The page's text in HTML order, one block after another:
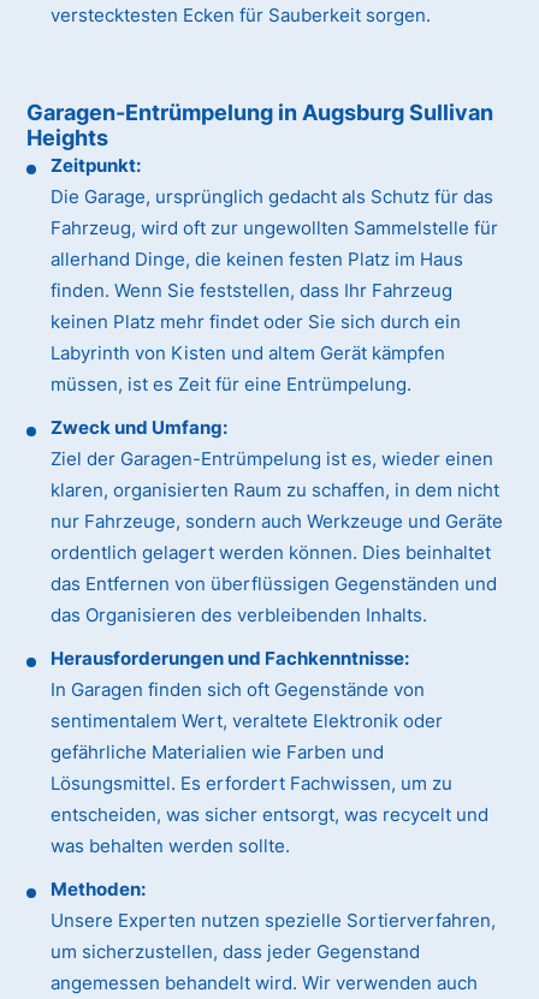
verstecktesten Ecken für Sauberkeit sorgen.
Garagen-Entrümpelung in Augsburg Sullivan
Heights
Zeitpunkt:
Die Garage, ursprünglich gedacht als Schutz für das
Fahrzeug, wird oft zur ungewollten Sammelstelle für
allerhand Dinge, die keinen festen Platz im Haus
finden. Wenn Sie feststellen, dass Ihr Fahrzeug
keinen Platz mehr findet oder Sie sich durch ein
Labyrinth von Kisten und altem Gerät kämpfen
müssen, ist es Zeit für eine Entrümpelung.
Zweck und Umfang:
Ziel der Garagen-Entrümpelung ist es, wieder einen
klaren, organisierten Raum zu schaffen, in dem nicht
nur Fahrzeuge, sondern auch Werkzeuge und Geräte
ordentlich gelagert werden können. Dies beinhaltet
das Entfernen von überflüssigen Gegenständen und
das Organisieren des verbleibenden Inhalts.
Herausforderungen und Fachkenntnisse:
In Garagen finden sich oft Gegenstände von
sentimentalem Wert, veraltete Elektronik oder
gefährliche Materialien wie Farben und
Lösungsmittel. Es erfordert Fachwissen, um zu
entscheiden, was sicher entsorgt, was recycelt und
was behalten werden sollte.
Methoden:
Unsere Experten nutzen spezielle Sortierverfahren,
um sicherzustellen, dass jeder Gegenstand
angemessen behandelt wird. Wir verwenden auch